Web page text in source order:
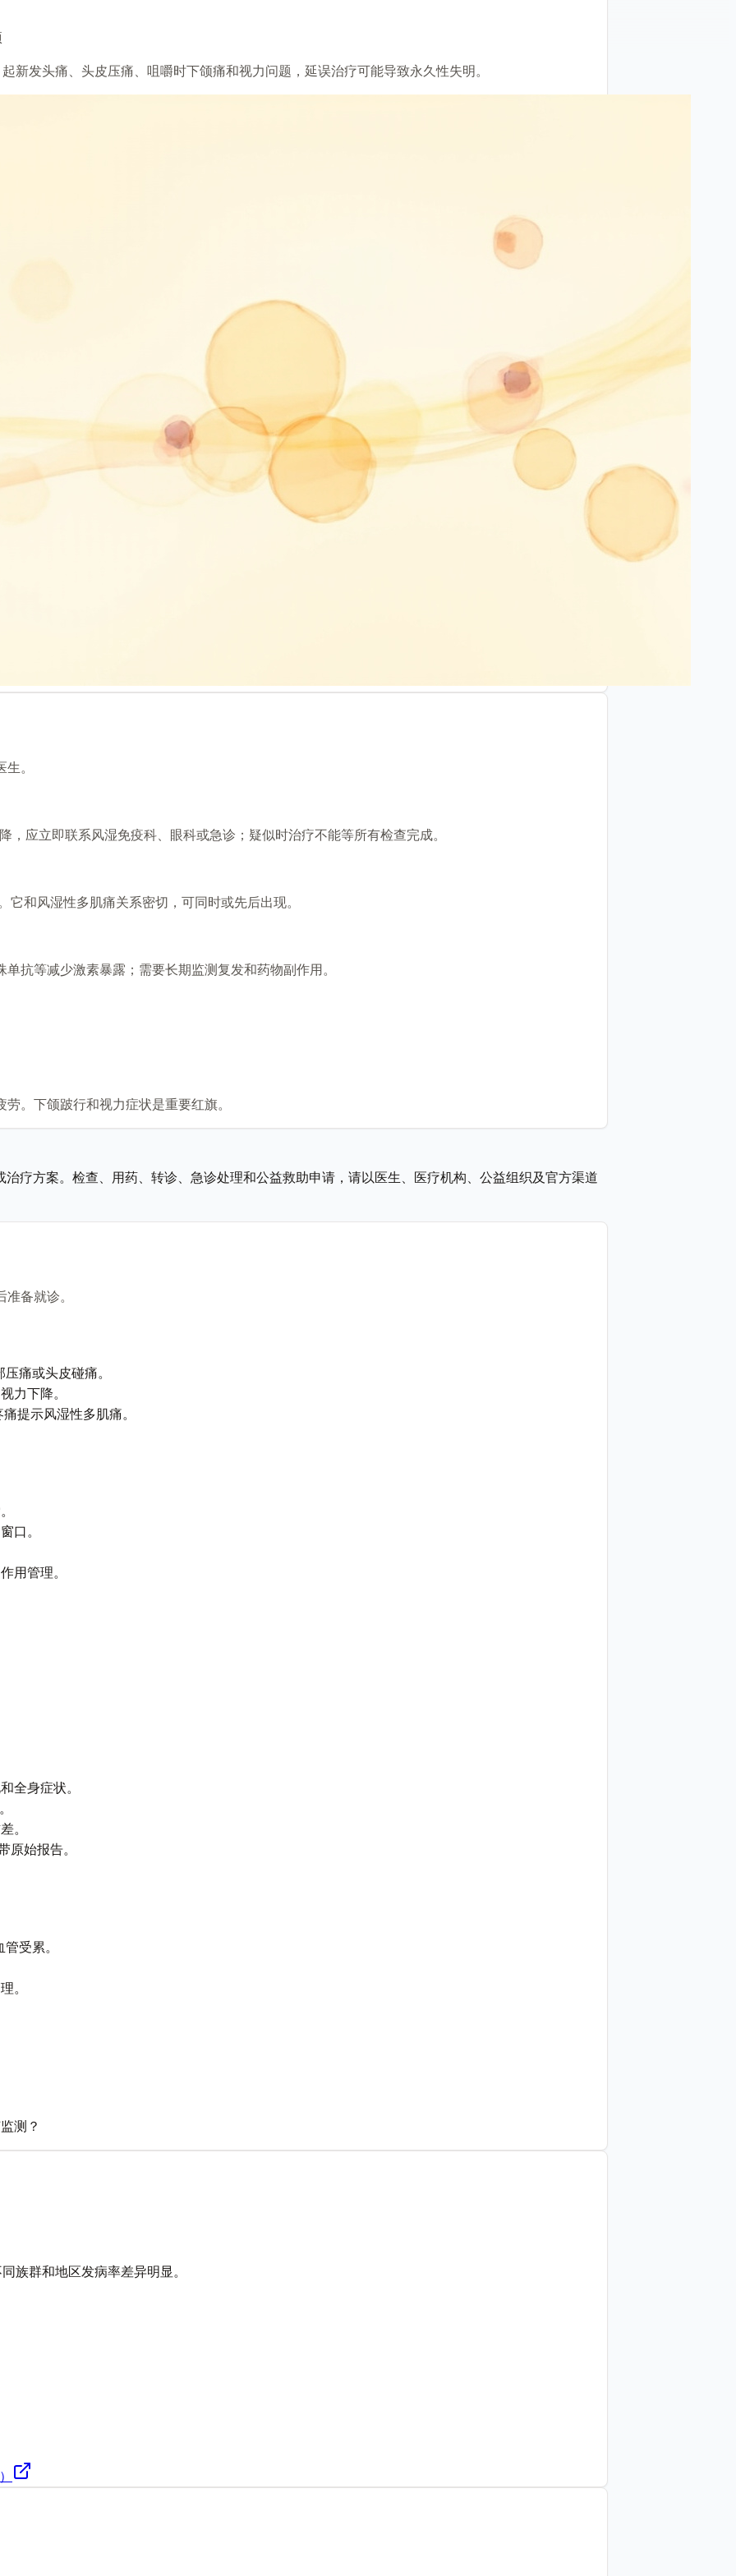
发头痛、头皮压痛、咀嚼时下颌痛和视力问题，延误治疗可能导致永久性失明。
。
应立即联系风湿免疫科、眼科或急诊；疑似时治疗不能等所有检查完成。
和风湿性多肌痛关系密切，可同时或先后出现。
抗等减少激素暴露；需要长期监测复发和药物副作用。
。下颌跛行和视力症状是重要红旗。
疗方案。检查、用药、转诊、急诊处理和公益救助申请，请以医生、医疗机构、公益组织及官方渠道
备就诊。
痛或头皮碰痛。
力下降。
提示风湿性多肌痛。
口。
用管理。
全身症状。
。
原始报告。
受累。
。
测？
族群和地区发病率差异明显。